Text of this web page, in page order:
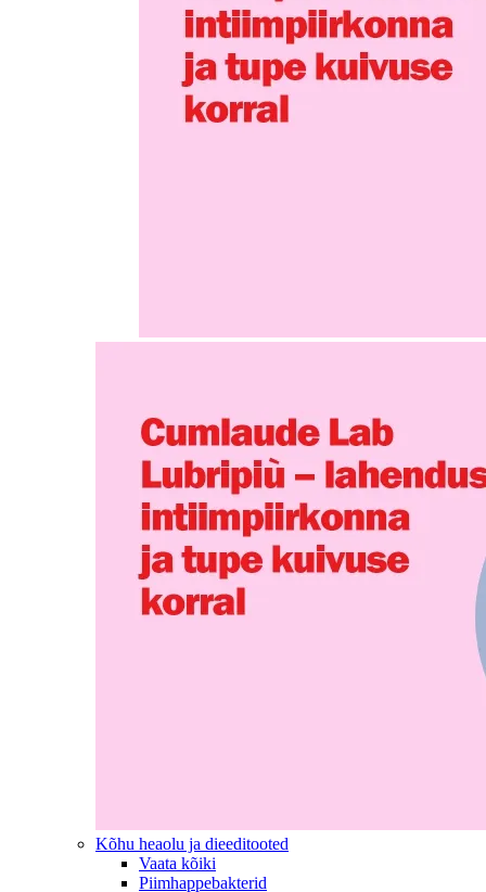
Kõhu heaolu ja dieeditooted
Vaata kõiki
Piimhappebakterid